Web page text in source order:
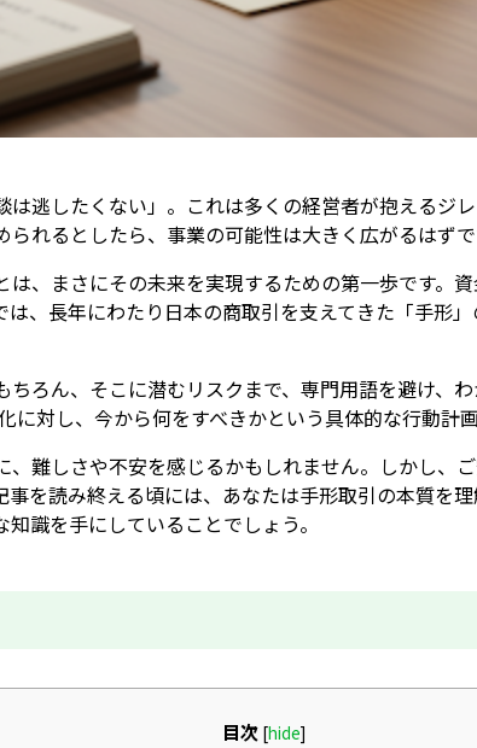
は逃したくない」。これは多くの経営者が抱えるジ
れるとしたら、事業の可能性は大きく広がるはずで
、まさにその未来を実現するための第一歩です。
、長年にわたり日本の商取引を支えてきた「手形
ろん、そこに潜むリスクまで、専門用語を避け、
対し、今から何をすべきかという具体的な行動計画
、難しさや不安を感じるかもしれません。しかし、
を読み終える頃には、あなたは手形取引の本質を
識を手にしていることでしょう。
目次 [hide]